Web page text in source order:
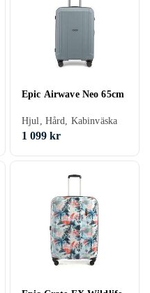
Epic Airwave Neo 65cm
Hjul, Hård, Kabinväska
1 099 kr